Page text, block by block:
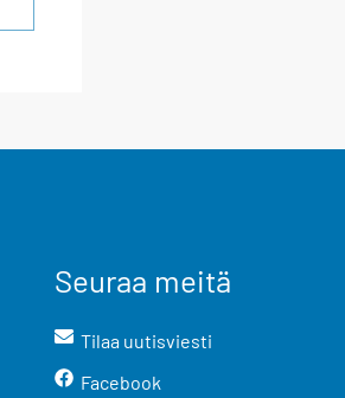
Seuraa meitä
Tilaa uutisviesti
Facebook